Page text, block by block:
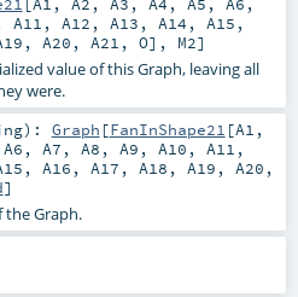
A11 , A12 , A13 , A14 , A15 ,
, A20 , A21 , O], M2]
value of this Graph, leaving all
were.
) : Graph [FanInShape21 [A1 ,
A6 , A7 , A8 , A9 , A10 , A11 ,
, A16 , A17 , A18 , A19 , A20 ,
]
the Graph.